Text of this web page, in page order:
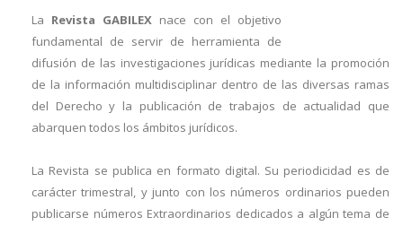
la
navegación
La Revista GABILEX nace con el objetivo
fundamental de servir de herramienta de
difusión de las investigaciones jurídicas mediante la promoción
de la información multidisciplinar dentro de las diversas ramas
del Derecho y la publicación de trabajos de actualidad que
abarquen todos los ámbitos jurídicos.
La Revista se publica en formato digital. Su periodicidad es de
carácter trimestral, y junto con los números ordinarios pueden
publicarse números Extraordinarios dedicados a algún tema de